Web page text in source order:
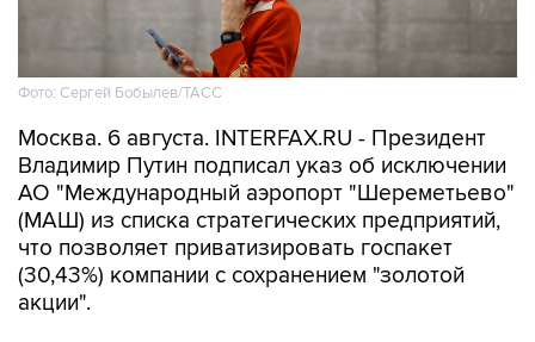
Фото: Сергей Бобылев/ТАСС
Москва. 6 августа. INTERFAX.RU - Президент
АО "Международный аэропорт "Шереметьево"
(МАШ) из списка стратегических предприятий,
что позволяет приватизировать госпакет
(30,43%) компании с сохранением "золотой
акции".
Документ опубликован на официальном